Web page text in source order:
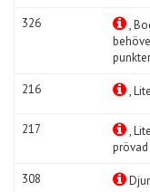
326
,
216 ,
217
,
prövad
308